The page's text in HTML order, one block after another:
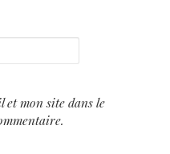
mon site dans le